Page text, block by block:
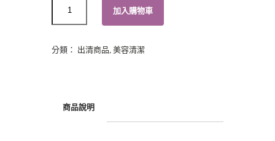
加入購物車
分類： 出清商品 美容清潔
商品說明